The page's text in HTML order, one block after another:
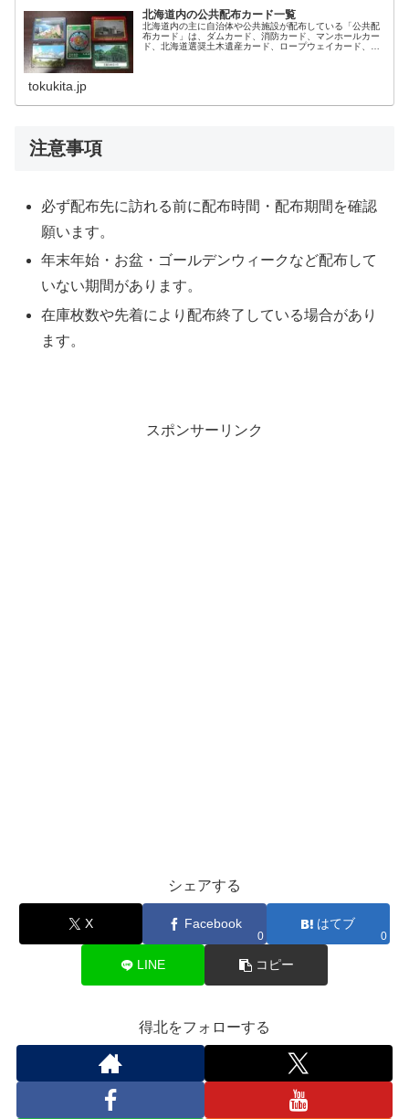
北海道内の公共配布カード一覧
北海道内の主に自治体や公共施設が配布している「公共配
布カード」は、ダムカード、消防カード、マンホールカー
ド、北海道選奨土木遺産カード、ロープウェイカード、ジ
tokukita.jp
注意事項
必ず配布先に訪れる前に配布時間・配布期間を確認
願います。
年末年始・お盆・ゴールデンウィークなど配布して
いない期間があります。
在庫枚数や先着により配布終了している場合があり
ます。
スポンサーリンク
シェアする
X Facebook
0
はてブ
0
LINE コピー
得北をフォローする